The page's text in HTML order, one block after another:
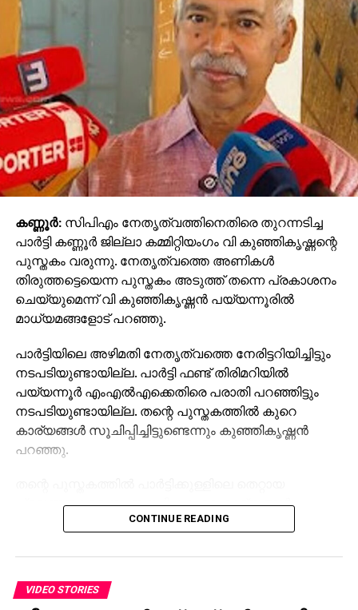
കണ്ണൂര്‍: സിപിഎം നേതൃത്വത്തിനെതിരെ തുറന്നടിച്ച
പാര്‍ട്ടി കണ്ണൂര്‍ ജില്ലാ കമ്മിറ്റിയംഗം വി കുഞ്ഞികൃഷ്ണന്റെ
പുസ്തകം വരുന്നു. നേതൃത്വത്തെ അണികള്‍
തിരുത്തട്ടെയെന്ന പുസ്തകം അടുത്ത് തന്നെ പ്രകാശനം
ചെയ്യുമെന്ന് വി കുഞ്ഞികൃഷ്ണന്‍ പയ്യന്നൂരില്‍
മാധ്യമങ്ങളോട് പറഞ്ഞു.
പാര്‍ട്ടിയിലെ അഴിമതി നേതൃത്വത്തെ നേരിട്ടറിയിച്ചിട്ടും
നടപടിയുണ്ടായില്ല. പാര്‍ട്ടി ഫണ്ട് തിരിമറിയില്‍
പയ്യന്നൂര്‍ എംഎല്‍എക്കെതിരെ പരാതി പറഞ്ഞിട്ടും
നടപടിയുണ്ടായില്ല. തന്റെ പുസ്തകത്തില്‍ കുറെ
കാര്യങ്ങള്‍ സൂചിപ്പിച്ചിട്ടുണ്ടെന്നും കുഞ്ഞികൃഷ്ണന്‍
പറഞ്ഞു.
പ്രവണതകളെ സംബന്ധിച്ച കുറെ കാര്യങ്ങള്‍
സൂചിപ്പിച്ചിട്ടുണ്ടെന്നും പുസ്തകത്തിന് പാര്‍ട്ടി
അനുമതി ലഭിക്കില്ലെന്ന് ഉറപ്പുള്ളതുകൊണ്ടാണെന്നും
വി കുഞ്ഞികൃഷ്ണന്‍ പറഞ്ഞു. തന്നെ ആക്രമിക്കുമെന്ന്
ചിലര്‍ തനിക്ക് മുന്നറിയിപ്പു നല്‍കിയിട്ടുണ്ട്. പാര്‍ട്ടിയില്‍
CONTINUE READING
VIDEO STORIES